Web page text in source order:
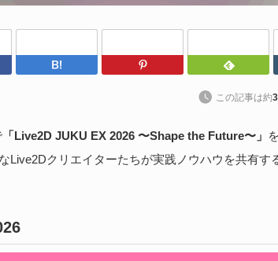
続
Facebook はてなブックマークPinterest
この記事は約
「Live2D JUKU EX 2026 〜Shape the Future〜」
Live2Dクリエイターたちが実践ノウハウを共有す